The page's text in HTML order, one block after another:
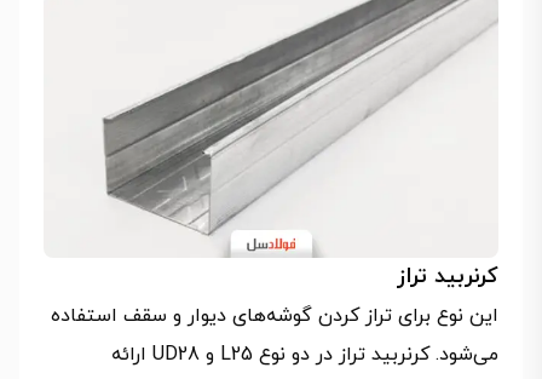
کرنربید تراز
این نوع برای تراز کردن گوشه‌های دیوار و سقف استفاده
می‌شود. کرنربید تراز در دو نوع L25 و UD28 ارائه